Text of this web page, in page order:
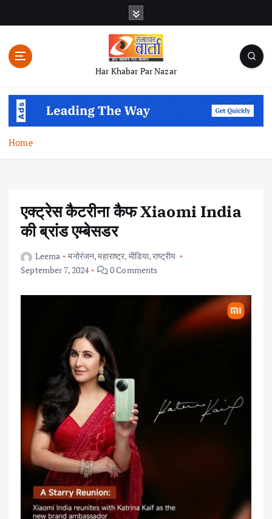
n
Har Khabar Par Nazar
Home
एक्ट्रेस कैटरीना कैफ Xiaomi India
की ब्रांड एम्बेसडर
Leema मनोरंजन,महाराष्ट्र, मीडिया,राष्ट्रीय
September 7, 2024
0 Comments